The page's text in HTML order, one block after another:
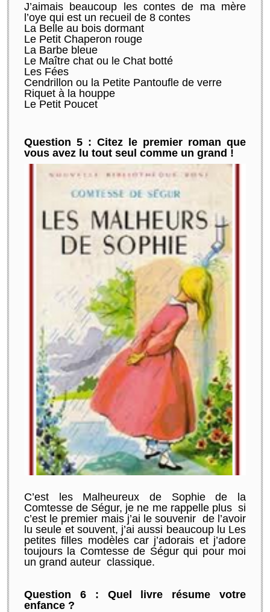
J’aimais beaucoup les contes de ma mère
l’oye qui est un recueil de 8 contes
La Belle au bois dormant
Le Petit Chaperon rouge
La Barbe bleue
Le Maître chat ou le Chat botté
Les Fées
Cendrillon ou la Petite Pantoufle de verre
Riquet à la houppe
Le Petit Poucet
Question 5 : Citez le premier roman que
vous avez lu tout seul comme un grand !
C’est les Malheureux de Sophie de la
Comtesse de Ségur, je ne me rappelle plus si
c’est le premier mais j’ai le souvenir de l’avoir
lu seule et souvent, j’ai aussi beaucoup lu Les
petites filles modèles car j’adorais et j’adore
toujours la Comtesse de Ségur qui pour moi
un grand auteur classique.
Question 6 : Quel livre résume votre
enfance ?